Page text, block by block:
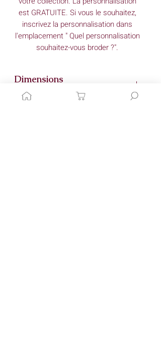
est GRATUITE. Si vous le souhaitez,
inscrivez la personnalisation dans
l'emplacement " Quel personnalisation
souhaitez-vous broder ?".
Dimensions
(approximatives)*